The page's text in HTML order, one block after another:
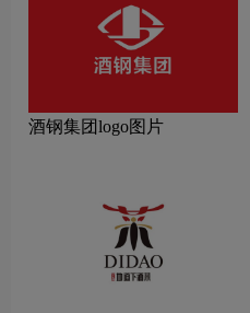
酒钢集团logo图片